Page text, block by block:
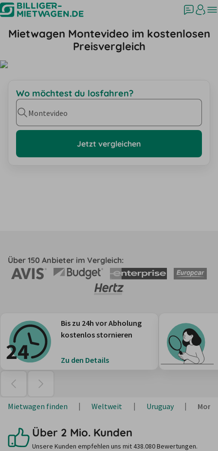
Mietwagen Montevideo im kostenlosen
Preisvergleich
Wo möchtest du losfahren?
Montevideo
Jetzt vergleichen
Über 150 Anbieter im Vergleich:
Bis zu 24h vor Abholung
kostenlos stornieren
Zu den Details
Mietwagen finden Weltweit Uruguay
Über 2 Mio. Kunden
Unsere Kunden empfehlen uns mit 438.080 Bewertungen.